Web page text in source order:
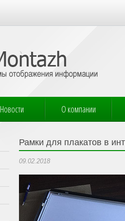
Новости О компании
Рамки для плакатов в
09.02.2018